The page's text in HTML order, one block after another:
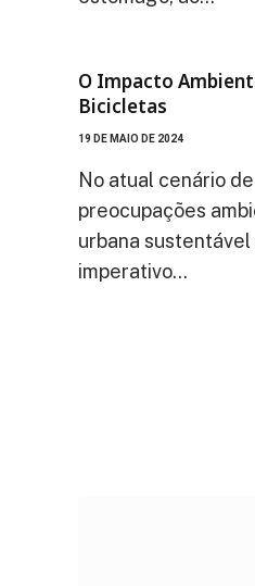
O Impacto
Bicicletas
19 DE MAIO DE 2024
No atual cenário
preocupações
urbana
imperativo…